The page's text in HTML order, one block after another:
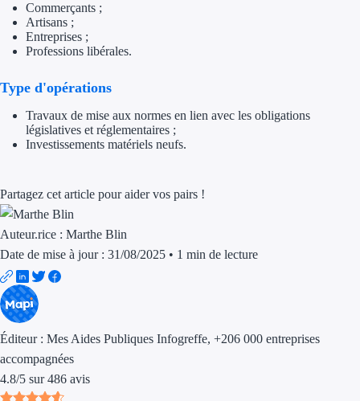
Aides
Solutions MAPi
Ouvrage
Commerçants ;
Artisans ;
Entreprises ;
Professions libérales.
Type d'opérations
Travaux de mise aux normes en lien avec les obligations
législatives et réglementaires ;
Investissements matériels neufs.
Partagez cet article pour aider vos pairs !
Auteur.rice : Marthe Blin
Date de mise à jour : 31/08/2025 • 1 min de lecture
Éditeur : Mes Aides Publiques Infogreffe, +206 000 entreprises
accompagnées
4.8/5 sur 486 avis